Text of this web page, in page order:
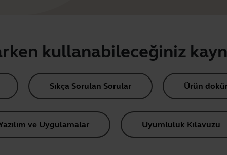
kullanabileceğiniz
Sıkça Sorulan Sorular Ürün
ve Uygulamalar Uyumluluk Kılavuzu